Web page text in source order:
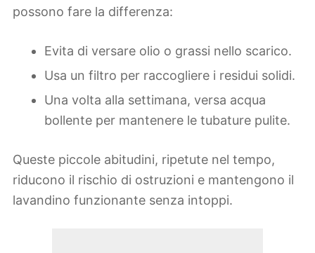
possono fare la differenza:
Evita di versare olio o grassi nello scarico.
Usa un filtro per raccogliere i residui solidi.
Una volta alla settimana, versa acqua
bollente per mantenere le tubature pulite.
Queste piccole abitudini, ripetute nel tempo,
riducono il rischio di ostruzioni e mantengono il
lavandino funzionante senza intoppi.